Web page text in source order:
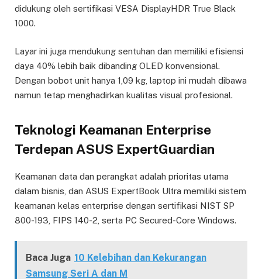
didukung oleh sertifikasi VESA DisplayHDR True Black
1000.
Layar ini juga mendukung sentuhan dan memiliki efisiensi
daya 40% lebih baik dibanding OLED konvensional.
Dengan bobot unit hanya 1,09 kg, laptop ini mudah dibawa
namun tetap menghadirkan kualitas visual profesional.
Teknologi Keamanan Enterprise
Terdepan ASUS ExpertGuardian
Keamanan data dan perangkat adalah prioritas utama
dalam bisnis, dan ASUS ExpertBook Ultra memiliki sistem
keamanan kelas enterprise dengan sertifikasi NIST SP
800-193, FIPS 140-2, serta PC Secured-Core Windows.
Baca Juga 10 Kelebihan dan Kekurangan
Samsung Seri A dan M